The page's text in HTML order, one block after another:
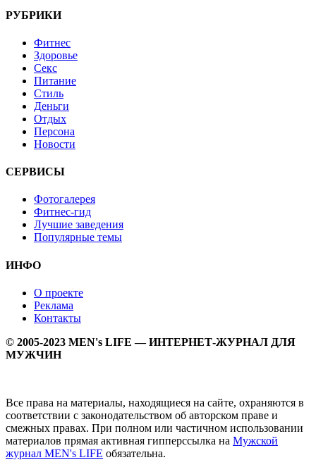
РУБРИКИ
Фитнес
Здоровье
Секс
Питание
Стиль
Деньги
Отдых
Персона
Новости
СЕРВИСЫ
Фотогалерея
Фитнес-гид
Лучшие заведения
Популярные темы
ИНФО
О проекте
Реклама
Контакты
© 2005-2023 MEN's LIFE — ИНТЕРНЕТ-ЖУРНАЛ ДЛЯ
МУЖЧИН
Все права на материалы, находящиеся на сайте, охраняются в
соответствии с законодательством об авторском праве и
смежных правах. При полном или частичном использовании
материалов прямая активная гипперссылка на Мужской
журнал MEN's LIFE обязательна.